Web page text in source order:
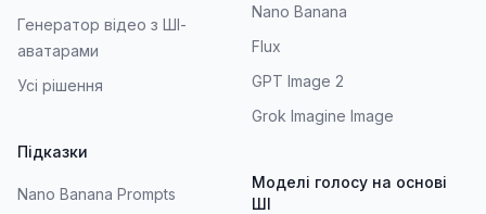
Генератор відео з ШІ-
аватарами
Усі рішення
Підказки
Nano Banana Prompts
Nano Banana
Flux
GPT Image 2
Grok Imagine Image
Моделі голосу на основі
ШІ